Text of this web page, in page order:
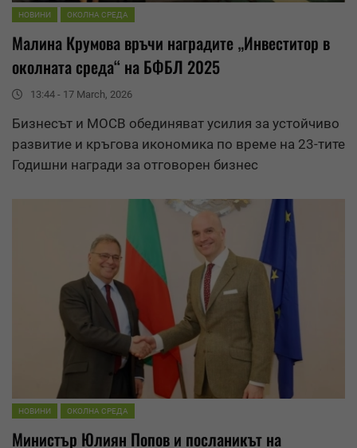
НОВИНИ ОКОЛНА СРЕДА
Малина Крумова връчи наградите „Инвеститор в
околната среда“ на БФБЛ 2025
13:44 - 17 March, 2026
Бизнесът и МОСВ обединяват усилия за устойчиво
развитие и кръгова икономика по време на 23-тите
Годишни награди за отговорен бизнес
НОВИНИ ОКОЛНА СРЕДА
Министър Юлиян Попов и посланикът на